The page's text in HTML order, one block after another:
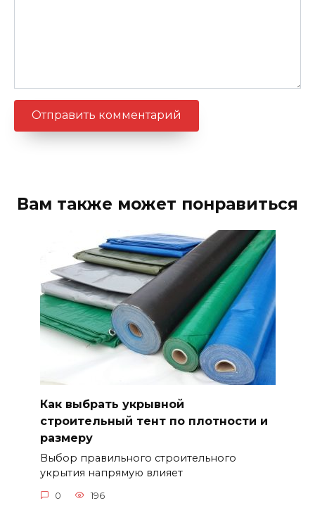
Вам также может понравиться
Как выбрать укрывной
строительный тент по плотности и
размеру
Выбор правильного строительного
укрытия напрямую влияет
0 196